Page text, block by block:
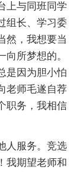
上与同班同学
组长、学习委
然，我想要当
所梦想的。
是因为胆小怕
老师毛遂自荐
职务，我相信
人服务。竞选
我期望老师和